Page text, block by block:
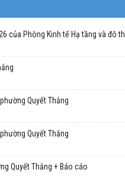
của Phòng Kinh tế Hạ tầng và đô
Quyết Thắng
Quyết Thắng
Quyết Thắng + Báo cáo